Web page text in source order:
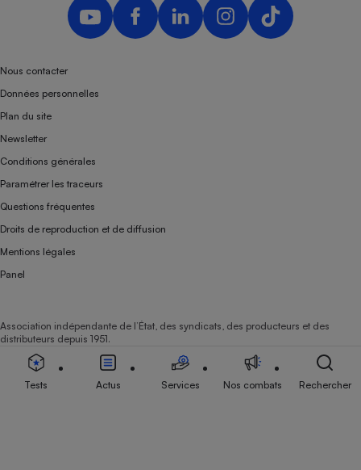
Nous contacter
Données personnelles
Plan du site
Newsletter
Conditions générales
Paramétrer les traceurs
Questions fréquentes
Droits de reproduction et de diffusion
Mentions légales
Panel
Association indépendante de l’État, des syndicats, des producteurs et des
distributeurs depuis 1951.
Tests Actus Services Nos combats Rechercher